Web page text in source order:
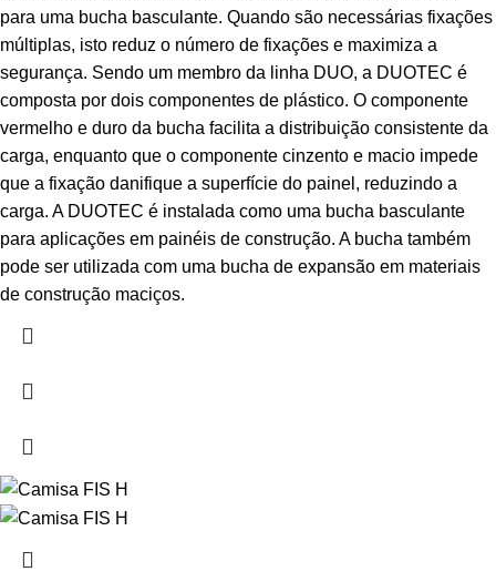
para uma bucha basculante. Quando são necessárias fixações
múltiplas, isto reduz o número de fixações e maximiza a
segurança. Sendo um membro da linha DUO, a DUOTEC é
composta por dois componentes de plástico. O componente
vermelho e duro da bucha facilita a distribuição consistente da
carga, enquanto que o componente cinzento e macio impede
que a fixação danifique a superfície do painel, reduzindo a
carga. A DUOTEC é instalada como uma bucha basculante
para aplicações em painéis de construção. A bucha também
pode ser utilizada com uma bucha de expansão em materiais
de construção maciços.